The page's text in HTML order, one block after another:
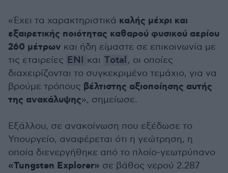
«Έχει τα χαρακτηριστικά καλής μέχρι και
εξαιρετικής ποιότητας καθαρού φυσικού αερίου
260 μέτρων και ήδη είμαστε σε επικοινωνία με
τις εταιρείες ΕΝΙ και Τotal, οι οποίες
διαχειρίζονται το συγκεκριμένο τεμάχιο, για να
βρούμε τρόπους βέλτιστης αξιοποίησης αυτής
της ανακάλυψης», σημείωσε.
Εξάλλου, σε ανακοίνωση που εξέδωσε το
Υπουργείο, αναφέρεται ότι η γεώτρηση, η
οποία διενεργήθηκε από το πλοίο-γεωτρύπανο
«Tungsten Explorer» σε βάθος νερού 2.287